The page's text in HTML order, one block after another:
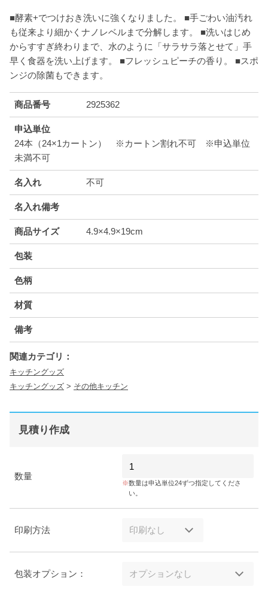
■酵素+でつけおき洗いに強くなりました。 ■手ごわい油汚れ
も従来より細かくナノレベルまで分解します。 ■洗いはじめ
からすすぎ終わりまで、水のように「サラサラ落とせて」手
早く食器を洗い上げます。 ■フレッシュピーチの香り。 ■スポ
ンジの除菌もできます。
商品番号 2925362
申込単位
24本（24×1カートン） ※カートン割れ不可 ※申込単位
未満不可
名入れ 不可
名入れ備考
商品サイズ 4.9×4.9×19cm
包装
色柄
材質
備考
関連カテゴリ：
キッチングッズ
キッチングッズ > その他キッチン
見積り作成
数量
数量は申込単位24ずつ指定してくださ
い。
印刷方法
包装オプション：